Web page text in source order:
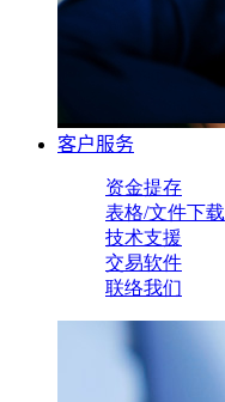
客户服务
资金提存
表格/文件下载
技术支援
交易软件
联络我们